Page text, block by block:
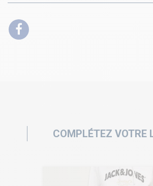
COMPLÉTEZ VOTRE